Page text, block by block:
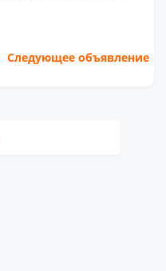
Следующее объявление